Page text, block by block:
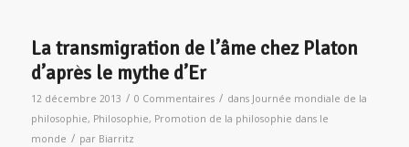
La transmigration de l’âme chez Platon
d’après le mythe d’Er
12 décembre 2013 / 0 Commentaires / dans Journée mondiale de la
philosophie, Philosophie, Promotion de la philosophie dans le
monde / par Biarritz